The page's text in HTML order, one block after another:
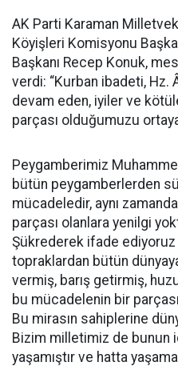
AK Parti Karaman
Köyişleri Komisyonu
Başkanı Recep Konuk,
verdi: “Kurban ibadeti, Hz.
devam eden, iyiler ve
parçası olduğumuzu
Peygamberimiz
bütün peygamberlerden
mücadeledir, aynı
parçası olanlara yenilgi
Şükrederek ifade
topraklardan bütün
vermiş, barış getirmiş,
bu mücadelenin bir
Bu mirasın sahiplerine
Bizim milletimiz de bunun
yaşamıştır ve hatta